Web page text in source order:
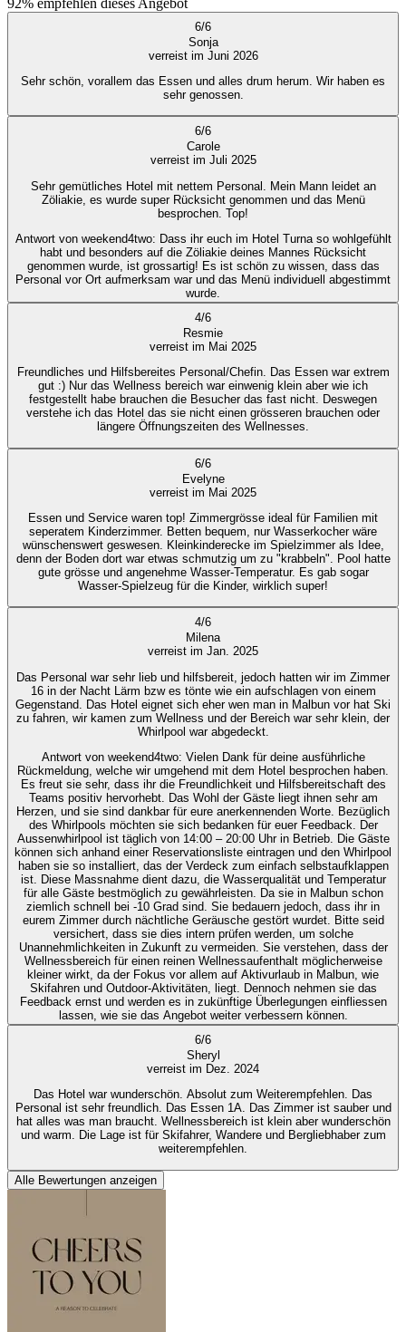
6/6
Sonja
verreist im Juni 2026
Sehr schön, vorallem das Essen und alles drum herum. Wir haben es
sehr genossen.
6/6
Carole
verreist im Juli 2025
Sehr gemütliches Hotel mit nettem Personal. Mein Mann leidet an
Zöliakie, es wurde super Rücksicht genommen und das Menü
besprochen. Top!
Antwort von weekend4two: Dass ihr euch im Hotel Turna so wohlgefühlt
habt und besonders auf die Zöliakie deines Mannes Rücksicht
genommen wurde, ist grossartig! Es ist schön zu wissen, dass das
Personal vor Ort aufmerksam war und das Menü individuell abgestimmt
wurde.
4/6
Resmie
verreist im Mai 2025
Freundliches und Hilfsbereites Personal/Chefin. Das Essen war extrem
gut :) Nur das Wellness bereich war einwenig klein aber wie ich
festgestellt habe brauchen die Besucher das fast nicht. Deswegen
verstehe ich das Hotel das sie nicht einen grösseren brauchen oder
längere Öffnungszeiten des Wellnesses.
6/6
Evelyne
verreist im Mai 2025
Essen und Service waren top! Zimmergrösse ideal für Familien mit
seperatem Kinderzimmer. Betten bequem, nur Wasserkocher wäre
wünschenswert geswesen. Kleinkinderecke im Spielzimmer als Idee,
denn der Boden dort war etwas schmutzig um zu "krabbeln". Pool hatte
gute grösse und angenehme Wasser-Temperatur. Es gab sogar
Wasser-Spielzeug für die Kinder, wirklich super!
4/6
Milena
verreist im Jan. 2025
Das Personal war sehr lieb und hilfsbereit, jedoch hatten wir im Zimmer
16 in der Nacht Lärm bzw es tönte wie ein aufschlagen von einem
Gegenstand. Das Hotel eignet sich eher wen man in Malbun vor hat Ski
zu fahren, wir kamen zum Wellness und der Bereich war sehr klein, der
Whirlpool war abgedeckt.
Antwort von weekend4two: Vielen Dank für deine ausführliche
Rückmeldung, welche wir umgehend mit dem Hotel besprochen haben.
Es freut sie sehr, dass ihr die Freundlichkeit und Hilfsbereitschaft des
Teams positiv hervorhebt. Das Wohl der Gäste liegt ihnen sehr am
Herzen, und sie sind dankbar für eure anerkennenden Worte. Bezüglich
des Whirlpools möchten sie sich bedanken für euer Feedback. Der
Aussenwhirlpool ist täglich von 14:00 – 20:00 Uhr in Betrieb. Die Gäste
können sich anhand einer Reservationsliste eintragen und den Whirlpool
haben sie so installiert, das der Verdeck zum einfach selbstaufklappen
ist. Diese Massnahme dient dazu, die Wasserqualität und Temperatur
für alle Gäste bestmöglich zu gewährleisten. Da sie in Malbun schon
ziemlich schnell bei -10 Grad sind. Sie bedauern jedoch, dass ihr in
eurem Zimmer durch nächtliche Geräusche gestört wurdet. Bitte seid
versichert, dass sie dies intern prüfen werden, um solche
Unannehmlichkeiten in Zukunft zu vermeiden. Sie verstehen, dass der
Wellnessbereich für einen reinen Wellnessaufenthalt möglicherweise
kleiner wirkt, da der Fokus vor allem auf Aktivurlaub in Malbun, wie
Skifahren und Outdoor-Aktivitäten, liegt. Dennoch nehmen sie das
Feedback ernst und werden es in zukünftige Überlegungen einfliessen
lassen, wie sie das Angebot weiter verbessern können.
6/6
Sheryl
verreist im Dez. 2024
Das Hotel war wunderschön. Absolut zum Weiterempfehlen. Das
Personal ist sehr freundlich. Das Essen 1A. Das Zimmer ist sauber und
hat alles was man braucht. Wellnessbereich ist klein aber wunderschön
und warm. Die Lage ist für Skifahrer, Wandere und Bergliebhaber zum
weiterempfehlen.
Alle Bewertungen anzeigen